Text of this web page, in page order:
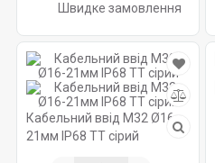
Швидке замовлення
Кабельний ввід M32 Ø16-
21мм IP68 TT сірий